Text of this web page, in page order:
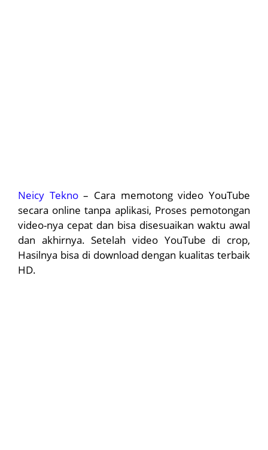
Neicy Tekno– Cara memotong video YouTube
secara online tanpa aplikasi, Proses pemotongan
video-nya cepat dan bisa disesuaikan waktu awal
dan akhirnya. Setelah video YouTube di crop,
Hasilnya bisa di download dengan kualitas terbaik
HD.